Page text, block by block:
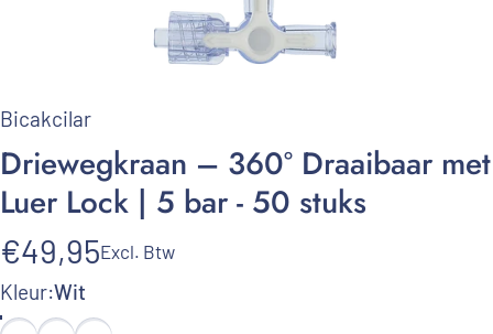
Bicakcilar
Driewegkraan – 360° Draaibaar met
Luer Lock | 5 bar- 50 stuks
€49,95Excl. Btw
Kleur
Kleur:Wit